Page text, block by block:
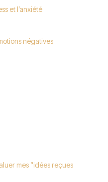
et l’anxiété
négatives
mes “idées reçues